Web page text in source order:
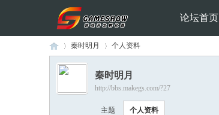
论坛首页
›
秦时明月 个人资料
秦时明月
http://bbs.makegs.com/?27
主题 个人资料